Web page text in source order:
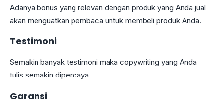
Adanya bonus yang relevan dengan produk yang Anda jual
akan menguatkan pembaca untuk membeli produk Anda.
Testimoni
Semakin banyak testimoni maka copywriting yang Anda
tulis semakin dipercaya.
Garansi